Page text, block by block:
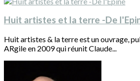
Huit artistes et la terre -De
Huit artistes & la terre est un ouvrage,
ARgile en 2009 qui réunit Claude...